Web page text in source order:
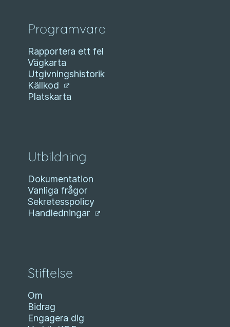
Programvara
Rapportera ett fel
Vägkarta
Utgivningshistorik
Källkod
Platskarta
Utbildning
Dokumentation
Vanliga frågor
Sekretesspolicy
Handledningar
Stiftelse
Om
Bidrag
Engagera dig